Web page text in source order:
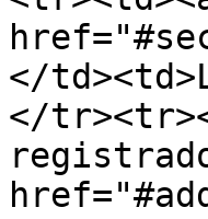
</
</